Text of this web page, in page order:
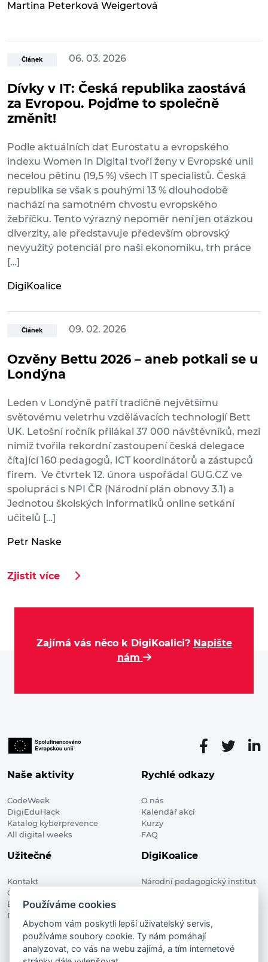
Martina Peterková Weigertová
Článek 06. 03. 2026
Dívky v IT: Česká republika zaostává
za Evropou. Pojďme to společně
změnit!
Podle aktuálních dat Eurostatu a evropského
indexu Women in Digital tvoří ženy v Evropské unii
necelou pětinu (19,5 %) všech IT specialistů. Česká
republika se však s pouhými 13 % dlouhodobě
nachází na samotném chvostu evropského
žebříčku. Tento výrazný nepoměr není jen otázkou
diverzity, ale představuje především obrovský
nevyužitý potenciál pro naši ekonomiku, trh práce
[…]
DigiKoalice
Článek 09. 02. 2026
Ozvěny Bettu 2026 – aneb potkali se u
Londýna
Leden v Londýně patří tradičně největšímu
světovému veletrhu vzdělávacích technologií Bett
UK. Letošní ročník přilákal 37 000 návštěvníků, mezi
nimiž tvořila rekordní zastoupení česká delegace
čítající 160 pedagogů, ICT koordinátorů a zástupců
firem. Ve čtvrtek 12. února uspořádal GUG.CZ ve
spolupráci s NPI ČR (Národní plán obnovy 3.1) a
Jednotou školských informatiků online setkání
učitelů […]
Petr Naske
Zjistit více
Zajímá vás něco k DigiKoalici? Napište
nám
Naše aktivity
CodeWeek
DigiEduHack
Katalog kyberprevence
All digital weeks
Rychlé odkazy
O nás
Kalendář akcí
Kurzy
FAQ
Užitečné
Kontakt
Členské organizace
Blog
Digitalizace ve vzdělávání
DigiKoalice
Národní pedagogický institut
DigiKoalice 2021. All rights reserved
Vstup do administrace
Používáme cookies
Abychom vám poskytli lepší uživatelský servis,
používáme soubory cookie. Ty nám pomáhají
analyzovat, co vás na webu zajímá, a tím internetové